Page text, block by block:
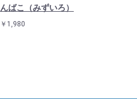
んばこ（みずいろ）
￥1,980